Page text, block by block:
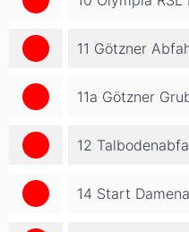
11 Götzner
11a Götzner
12
14 Start